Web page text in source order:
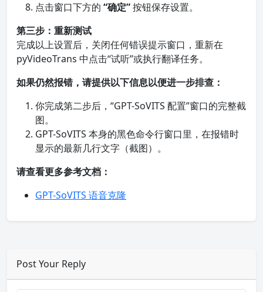
点击窗口下方的 “确定”按钮保存设置。
第三步：重新测试
完成以上设置后，关闭任何错误提示窗口，重新在
pyVideoTrans 中点击“试听”或执行翻译任务。
如果仍然报错，请提供以下信息以便进一步排查：
你完成第二步后，“GPT-SoVITS 配置”窗口的完整截
图。
GPT-SoVITS 本身的黑色命令行窗口里，在报错时
显示的最新几行文字（截图）。
请查看更多参考文档：
GPT-SoVITS 语音克隆
Post Your Reply